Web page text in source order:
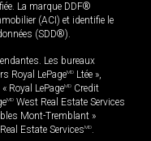
La marque DDF®
(ACI) et identifie le
(SDD®).
Les bureaux
Royal LePageMD Ltée »,
« Royal LePageMD Credit
MD West Real Estate Services
Mont-Tremblant »
Estate ServicesMD.